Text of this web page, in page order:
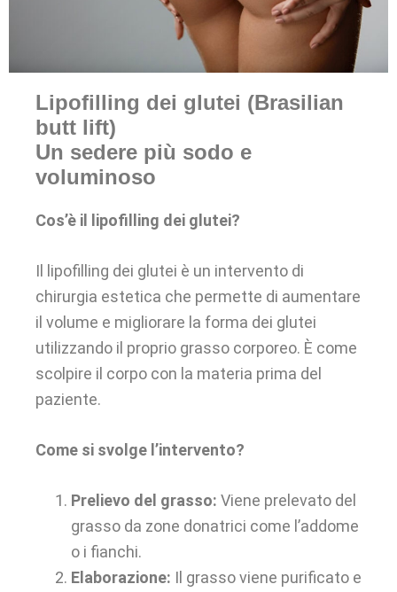
Lipofilling dei glutei (Brasilian
butt lift)
Un sedere più sodo e
voluminoso
Cos’è il lipofilling dei glutei?
Il lipofilling dei glutei è un intervento di
chirurgia estetica che permette di aumentare
il volume e migliorare la forma dei glutei
utilizzando il proprio grasso corporeo. È come
scolpire il corpo con la materia prima del
paziente.
Come si svolge l’intervento?
Prelievo del grasso: Viene prelevato del
grasso da zone donatrici come l’addome
o i fianchi.
Elaborazione: Il grasso viene purificato e